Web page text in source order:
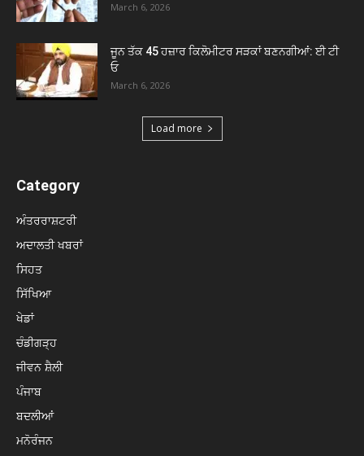
March 6, 2026
ਜੂਨ ਤੱਕ 45 ਹਜ਼ਾਰ ਕਿਲੋਮੀਟਰ ਸੜਕਾਂ ਬਣਨਗੀਆਂ: ਈ ਟੀ
ਓ
March 6, 2026
Load more
Category
ਅੰਤਰਰਾਸ਼ਟਰੀ
ਅਦਾਲਤੀ ਖਬਰਾਂ
ਸਿਹਤ
ਸਿੱਖਿਆ
ਖੇਡਾਂ
ਚੰਡੀਗੜ੍ਹ
ਜੀਵਨ ਸ਼ੈਲੀ
ਪੰਜਾਬ
ਬਦਲੀਆਂ
ਮਨੋਰੰਜਨ